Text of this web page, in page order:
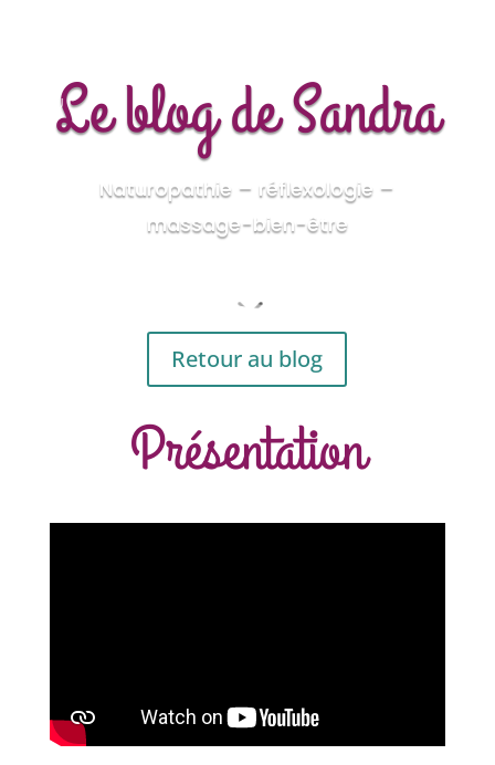
Le blog de Sandra
Naturopathie – réflexologie –
massage-bien-être
3
Retour au blog
Présentation